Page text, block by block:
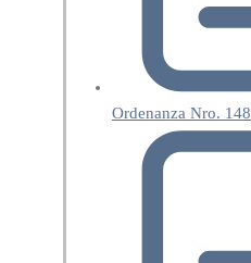
Ordenanza Nro. 148